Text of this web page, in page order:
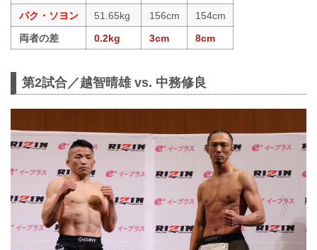
パク・ソヨン
51.65kg 156cm
154cm
両者の差
0.2kg 3cm 8cm
第2試合／越智晴雄 vs. 中務修良